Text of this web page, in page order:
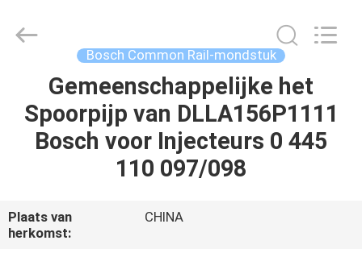
THUIS
PRODUCTEN
ONS
AUTO
PARTS
Bosch Common Rail-mondstuk
Gemeenschappelijke het
Spoorpijp van DLLA156P1111
Bosch voor Injecteurs 0 445
110 097/098
Plaats van
herkomst:
CHINA